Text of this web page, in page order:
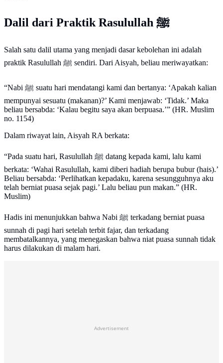
Dalil dari Praktik Rasulullah ﷺ
Salah satu dalil utama yang menjadi dasar kebolehan ini adalah
praktik Rasulullah ﷺ sendiri. Dari Aisyah, beliau meriwayatkan:
“Nabi ﷺ suatu hari mendatangi kami dan bertanya: ‘Apakah kalian
mempunyai sesuatu (makanan)?’ Kami menjawab: ‘Tidak.’ Maka
beliau bersabda: ‘Kalau begitu saya akan berpuasa.’” (HR. Muslim
no. 1154)
Dalam riwayat lain, Aisyah RA berkata:
“Pada suatu hari, Rasulullah ﷺ datang kepada kami, lalu kami
berkata: ‘Wahai Rasulullah, kami diberi hadiah berupa bubur (hais).’
Beliau bersabda: ‘Perlihatkan kepadaku, karena sesungguhnya aku
telah berniat puasa sejak pagi.’ Lalu beliau pun makan.” (HR.
Muslim)
Hadis ini menunjukkan bahwa Nabi ﷺ terkadang berniat puasa
sunnah di pagi hari setelah terbit fajar, dan terkadang
membatalkannya, yang menegaskan bahwa niat puasa sunnah tidak
harus dilakukan di malam hari.
Advertisement